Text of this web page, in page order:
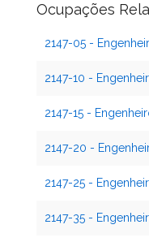
Ocupações
2147-05 -
2147-10 -
2147-15 -
2147-20 -
2147-25 -
2147-35 -